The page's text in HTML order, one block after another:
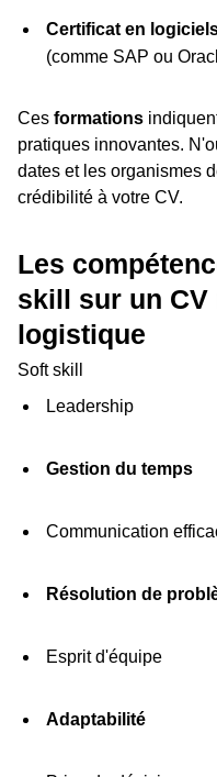
Certificat en
(comme SAP ou
Ces formations
pratiques innovantes.
dates et les organismes
crédibilité à votre CV.
Les
skill sur un CV
logistique
Soft skill
Leadership
Gestion du temps
Communication
Résolution de
Esprit d'équipe
Adaptabilité